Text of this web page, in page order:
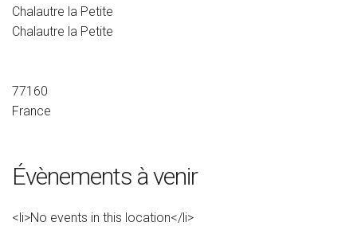
Chalautre la Petite
Chalautre la Petite
77160
France
Évènements à venir
<li>No events in this location</li>